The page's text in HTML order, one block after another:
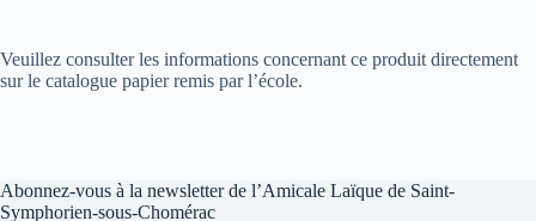
Veuillez consulter les informations concernant ce produit directement
sur le catalogue papier remis par l’école.
Abonnez-vous à la newsletter de l’Amicale Laïque de Saint-
Symphorien-sous-Chomérac